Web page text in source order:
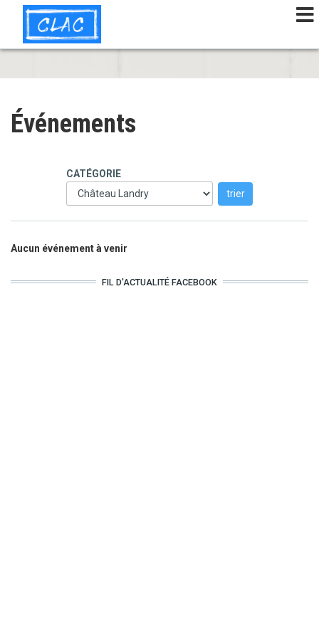
contenu
principal
Événements
CATÉGORIE
Aucun événement à venir
FIL D'ACTUALITÉ FACEBOOK